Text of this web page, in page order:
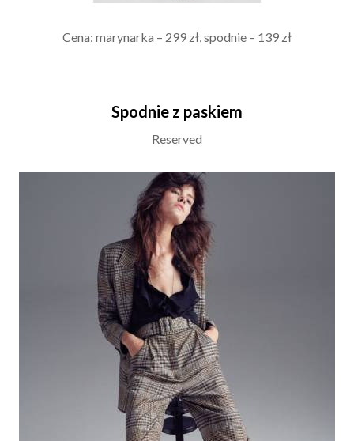
Cena: marynarka – 299 zł, spodnie – 139 zł
Spodnie z paskiem
Reserved